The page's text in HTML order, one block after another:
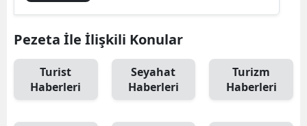
Pezeta İle İlişkili Konular
Turist
Haberleri
Seyahat
Haberleri
Turizm
Haberleri